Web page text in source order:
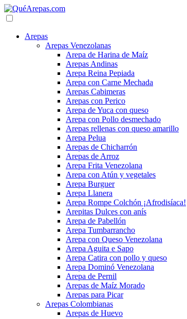
Arepas
Arepas Venezolanas
Arepa de Harina de Maíz
Arepas Andinas
Arepa Reina Pepiada
Arepa con Carne Mechada
Arepas Cabimeras
Arepas con Perico
Arepa de Yuca con queso
Arepa con Pollo desmechado
Arepas rellenas con queso amarillo
Arepa Pelua
Arepas de Chicharrón
Arepas de Arroz
Arepa Frita Venezolana
Arepa con Atún y vegetales
Arepa Burguer
Arepa Llanera
Arepa Rompe Colchón ¡Afrodisíaca!
Arepitas Dulces con anís
Arepa de Pabellón
Arepa Tumbarrancho
Arepa con Queso Venezolana
Arepa Aguita e Sapo
Arepa Catira con pollo y queso
Arepa Dominó Venezolana
Arepa de Pernil
Arepas de Maíz Morado
Arepas para Picar
Arepas Colombianas
Arepas de Huevo